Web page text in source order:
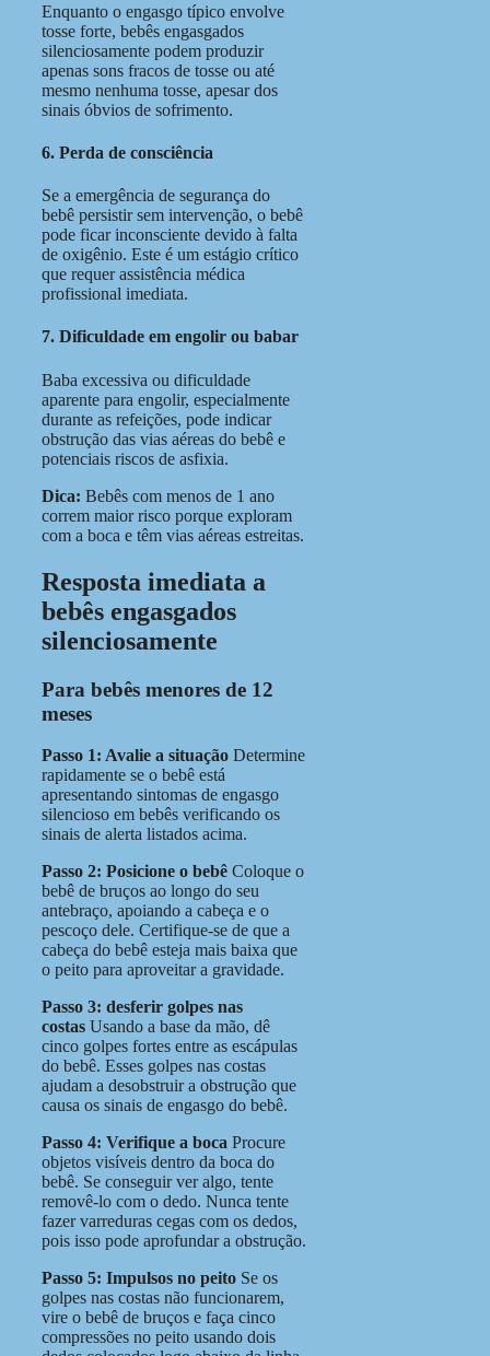
Enquanto o engasgo típico envolve
tosse forte, bebês engasgados
silenciosamente podem produzir
apenas sons fracos de tosse ou até
mesmo nenhuma tosse, apesar dos
sinais óbvios de sofrimento.
6. Perda de consciência
Se a emergência de segurança do
bebê persistir sem intervenção, o bebê
pode ficar inconsciente devido à falta
de oxigênio. Este é um estágio crítico
que requer assistência médica
profissional imediata.
7. Dificuldade em engolir ou babar
Baba excessiva ou dificuldade
aparente para engolir, especialmente
durante as refeições, pode indicar
obstrução das vias aéreas do bebê e
potenciais riscos de asfixia.
Dica: Bebês com menos de 1 ano
correm maior risco porque exploram
com a boca e têm vias aéreas estreitas.
Resposta imediata a
bebês engasgados
silenciosamente
Para bebês menores de 12
meses
Passo 1: Avalie a situação Determine
rapidamente se o bebê está
apresentando sintomas de engasgo
silencioso em bebês verificando os
sinais de alerta listados acima.
Passo 2: Posicione o bebê Coloque o
bebê de bruços ao longo do seu
antebraço, apoiando a cabeça e o
pescoço dele. Certifique-se de que a
cabeça do bebê esteja mais baixa que
o peito para aproveitar a gravidade.
Passo 3: desferir golpes nas
costas Usando a base da mão, dê
cinco golpes fortes entre as escápulas
do bebê. Esses golpes nas costas
ajudam a desobstruir a obstrução que
causa os sinais de engasgo do bebê.
Passo 4: Verifique a boca Procure
objetos visíveis dentro da boca do
bebê. Se conseguir ver algo, tente
removê-lo com o dedo. Nunca tente
fazer varreduras cegas com os dedos,
pois isso pode aprofundar a obstrução.
Passo 5: Impulsos no peito Se os
golpes nas costas não funcionarem,
vire o bebê de bruços e faça cinco
compressões no peito usando dois